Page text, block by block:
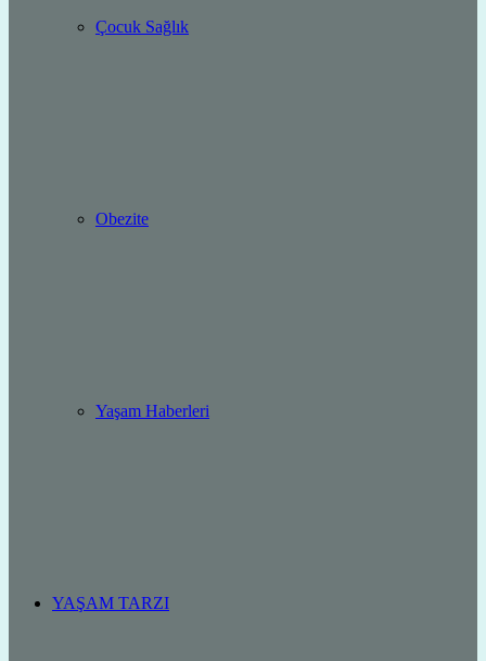
Çocuk Sağlık
Obezite
Yaşam Haberleri
YAŞAM TARZI